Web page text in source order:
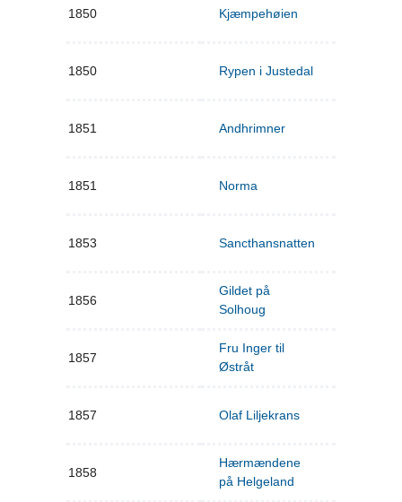
1850 Kjæmpehøien
1850 Rypen i Justedal
1851 Andhrimner
1851 Norma
1853 Sancthansnatten
1856
Gildet på
Solhoug
1857
Fru Inger til
Østråt
1857 Olaf Liljekrans
1858
Hærmændene
på Helgeland